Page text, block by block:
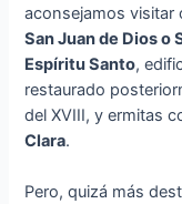
aconsejamos
San Juan de Dios o
Espíritu Santo,
restaurado
del XVIII, y ermitas
Clara.
Pero, quizá más